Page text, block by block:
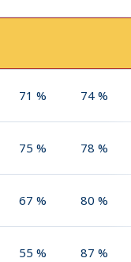
71 % 74 %
75 % 78 %
67 % 80 %
55 % 87 %